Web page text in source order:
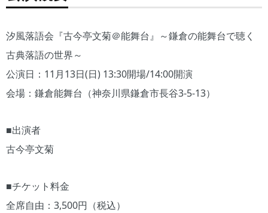
汐風落語会『古今亭文菊＠能舞台』～鎌倉の能舞台で聴く
古典落語の世界～
公演日：11月13日(日) 13:30開場/14:00開演
会場：鎌倉能舞台（神奈川県鎌倉市長谷3-5-13）
■出演者
古今亭文菊
■チケット料金
全席自由：3,500円（税込）